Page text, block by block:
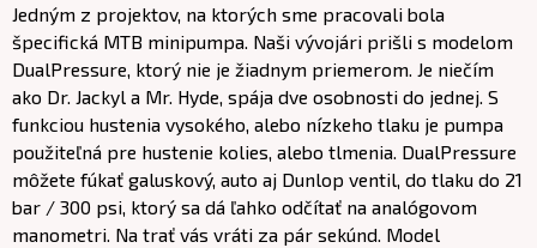
Jedným z projektov, na ktorých sme pracovali bola
špecifická MTB minipumpa. Naši vývojári prišli s modelom
DualPressure, ktorý nie je žiadnym priemerom. Je niečím
ako Dr. Jackyl a Mr. Hyde, spája dve osobnosti do jednej. S
funkciou hustenia vysokého, alebo nízkeho tlaku je pumpa
použiteľná pre hustenie kolies, alebo tlmenia. DualPressure
môžete fúkať galuskový, auto aj Dunlop ventil, do tlaku do 21
bar / 300 psi, ktorý sa dá ľahko odčítať na analógovom
manometri. Na trať vás vráti za pár sekúnd. Model